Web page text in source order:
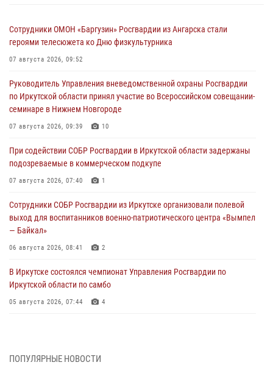
Сотрудники ОМОН «Баргузин» Росгвардии из Ангарска стали
героями телесюжета ко Дню физкультурника
07 августа 2026, 09:52
Руководитель Управления вневедомственной охраны Росгвардии
по Иркутской области принял участие во Всероссийском совещании-
семинаре в Нижнем Новгороде
07 августа 2026, 09:39 10
При содействии СОБР Росгвардии в Иркутской области задержаны
подозреваемые в коммерческом подкупе
07 августа 2026, 07:40 1
Сотрудники СОБР Росгвардии из Иркутске организовали полевой
выход для воспитанников военно-патриотического центра «Вымпел
— Байкал»
06 августа 2026, 08:41 2
В Иркутске состоялся чемпионат Управления Росгвардии по
Иркутской области по самбо
05 августа 2026, 07:44 4
04 августа 2026, 07:14 3
ПОПУЛЯРНЫЕ НОВОСТИ